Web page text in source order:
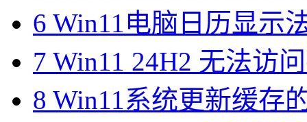
6 Win11电脑日历显示
7 Win11 24H2 无法访
8 Win11系统更新缓存